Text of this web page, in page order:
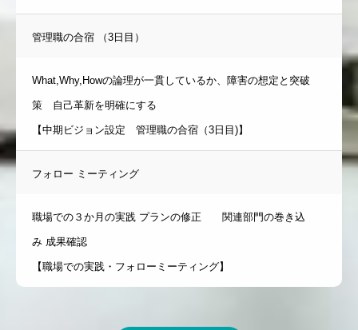
管理職の合宿 （3日目）
What,Why,Howの論理が一貫しているか、障害の想定と突破
策 自己革新を明確にする
【中期ビジョン設定 管理職の合宿（3日目)】
フォロー ミーティング
職場での３か月の実践 プランの修正 関連部門の巻き込
み 成果確認
【職場での実践・フォローミーティング】